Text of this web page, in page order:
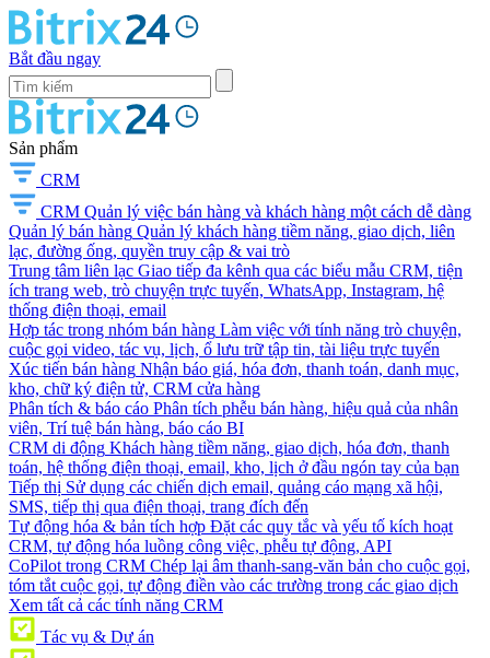
Bắt đầu ngay
Sản phẩm
CRM
CRM Quản lý việc bán hàng và khách hàng một cách dễ dàng
Quản lý bán hàng Quản lý khách hàng tiềm năng, giao dịch, liên
lạc, đường ống, quyền truy cập & vai trò
Trung tâm liên lạc Giao tiếp đa kênh qua các biểu mẫu CRM, tiện
ích trang web, trò chuyện trực tuyến, WhatsApp, Instagram, hệ
thống điện thoại, email
Hợp tác trong nhóm bán hàng Làm việc với tính năng trò chuyện,
cuộc gọi video, tác vụ, lịch, ổ lưu trữ tập tin, tài liệu trực tuyến
Xúc tiến bán hàng Nhận báo giá, hóa đơn, thanh toán, danh mục,
kho, chữ ký điện tử, CRM cửa hàng
Phân tích & báo cáo Phân tích phễu bán hàng, hiệu quả của nhân
viên, Trí tuệ bán hàng, báo cáo BI
CRM di động Khách hàng tiềm năng, giao dịch, hóa đơn, thanh
toán, hệ thống điện thoại, email, kho, lịch ở đầu ngón tay của bạn
Tiếp thị Sử dụng các chiến dịch email, quảng cáo mạng xã hội,
SMS, tiếp thị qua điện thoại, trang đích đến
Tự động hóa & bản tích hợp Đặt các quy tắc và yếu tố kích hoạt
CRM, tự động hóa luồng công việc, phễu tự động, API
CoPilot trong CRM Chép lại âm thanh-sang-văn bản cho cuộc gọi,
tóm tắt cuộc gọi, tự động điền vào các trường trong các giao dịch
Xem tất cả các tính năng CRM
Tác vụ & Dự án